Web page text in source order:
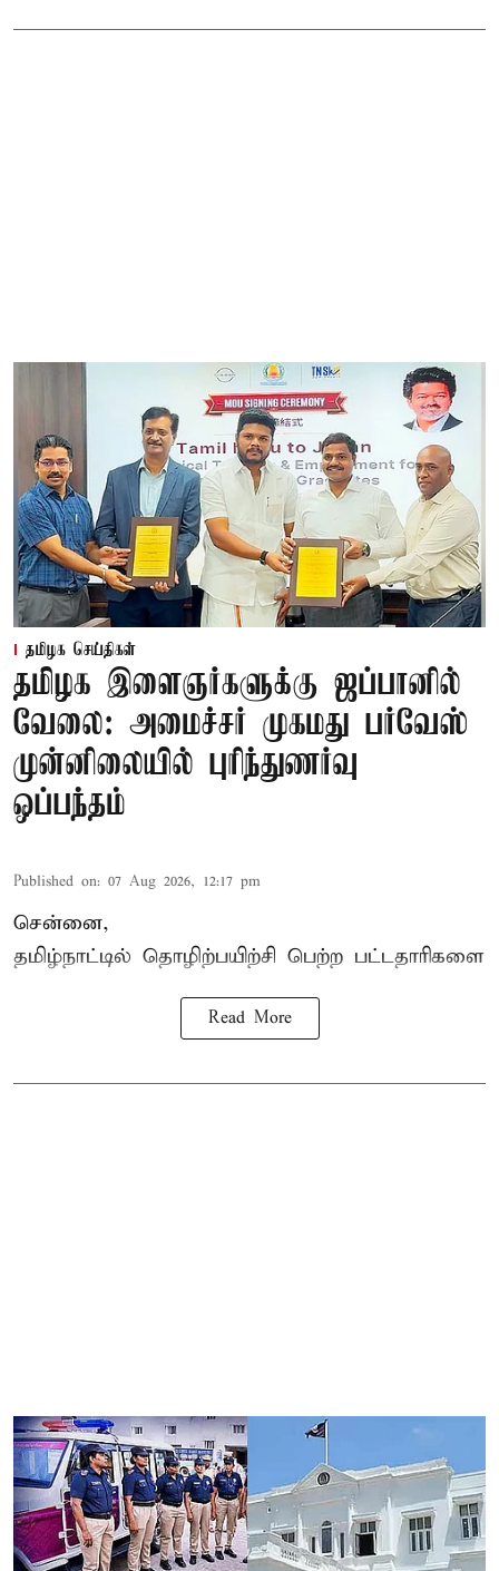
தமிழக செய்திகள்
தமிழக இளைஞர்களுக்கு ஜப்பானில்
வேலை: அமைச்சர் முகமது பர்வேஸ்
முன்னிலையில் புரிந்துணர்வு
ஒப்பந்தம்
Published on: 07 Aug 2026, 12:17 pm
சென்னை,
தமிழ்நாட்டில் தொழிற்பயிற்சி பெற்ற பட்டதாரிகளை
Read More